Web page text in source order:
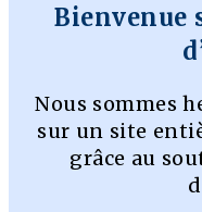
Bienvenue
Nous sommes
sur un site
grâce au